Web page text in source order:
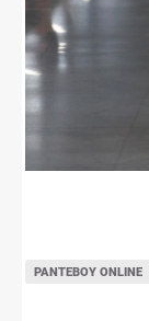
ΡΑΝΤΕΒΟΎ ONLINE